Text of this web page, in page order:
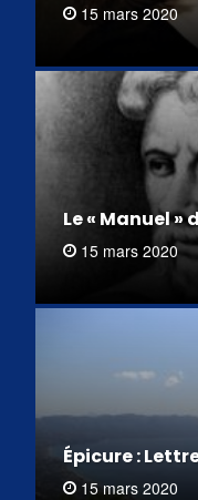
15 mars 2020
Le « Manuel »
15 mars 2020
Épicure :
15 mars 2020